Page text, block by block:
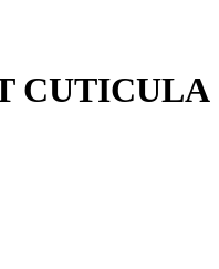
CUTICULA